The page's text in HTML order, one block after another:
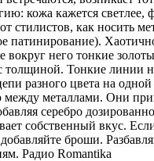
кожа кажется
стилистов, как носить
патинирование).
вокруг него тонкие
толщиной. Тонкие линии
разного цвета на
между металлами. Они
серебро
собственный вкус.
броши.
Радио Romantika